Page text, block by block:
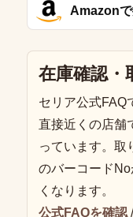
Amazon
在庫確認・
セリア公式FAQ
直接近くの店舗
っています。取
のバーコード
くなります。
公式FAQを確認